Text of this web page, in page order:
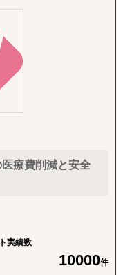
・住居）
・採用・集客）
対応を、施設登
成・現地エージェン
バー。あわせて輸出
ンの構築まで、実務
業さまの「意思決定
米国プランでは
す。
国選定・需要調
期営業仮説の整理ま
し、次の意思決定に
海外事業の立ち上げ
ェッショナル人材派
事業機会の抽出＆評
海外事業デジタルト
ルサポート
インサイトを抽出す
から交渉/実行/PMI
価/最適化、およ
エラーで培った独自
いですが、お取組み
題へも依頼されるこ
外進出の課題】と
90％を占めておりま
中のEC運用回りを全
る会社です。
ジ制作、翻訳業
客対応、海外配
対策、カスタマーサ
療費削減と安全
実績数
10000件